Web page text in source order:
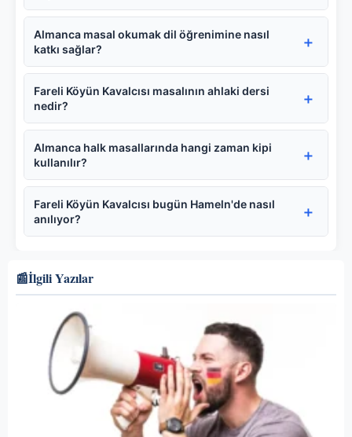
Almanca masal okumak dil öğrenimine nasıl
katkı sağlar?
Fareli Köyün Kavalcısı masalının ahlaki dersi
nedir?
Almanca halk masallarında hangi zaman kipi
kullanılır?
Fareli Köyün Kavalcısı bugün Hameln'de nasıl
anılıyor?
📰İlgili Yazılar